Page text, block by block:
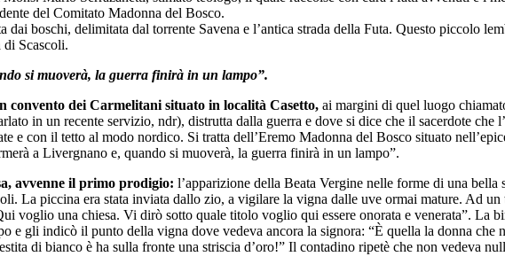
del Comitato Madonna del Bosco.
boschi, delimitata dal torrente Savena e l’antica strada della Futa. Questo piccolo
di Scascoli.
si muoverà, la guerra finirà in un lampo”.
convento dei Carmelitani situato in località Casetto, ai margini di quel luogo
in un recente servizio, ndr), distrutta dalla guerra e dove si dice che il sacerdote che
e con il tetto al modo nordico. Si tratta dell’Eremo Madonna del Bosco situato
a Livergnano e, quando si muoverà, la guerra finirà in un lampo”.
avvenne il primo prodigio: l’apparizione della Beata Vergine nelle forme di una
La piccina era stata inviata dallo zio, a vigilare la vigna dalle uve ormai mature. Ad un
voglio una chiesa. Vi dirò sotto quale titolo voglio qui essere onorata e venerata”. La
e gli indicò il punto della vigna dove vedeva ancora la signora: “È quella la donna che
di bianco è ha sulla fronte una striscia d’oro!” Il contadino ripetè che non vedeva